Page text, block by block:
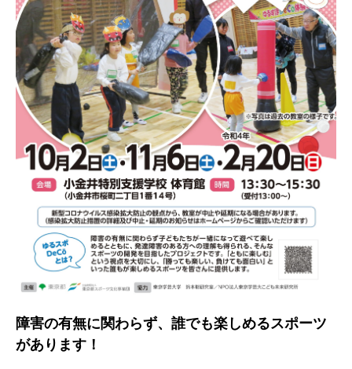
障害の有無に関わらず、誰でも楽しめるスポーツ
があります！